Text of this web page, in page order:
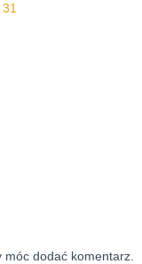
móc dodać komentarz.